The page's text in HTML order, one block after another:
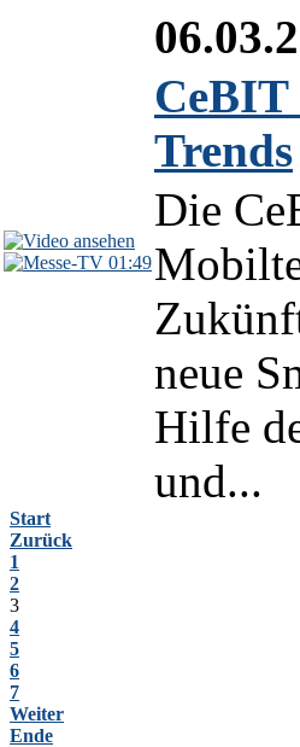
01:49
CeBIT
Trends
Die
neue
Hilfe
und...
Start
Zurück
1
2
3
4
5
6
7
Weiter
Ende